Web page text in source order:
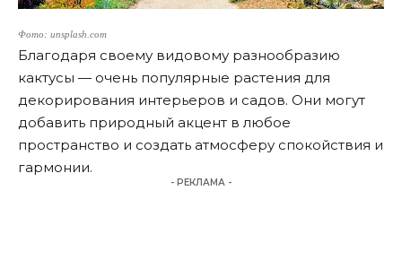
Фото: unsplash.com
Благодаря своему видовому разнообразию
кактусы — очень популярные растения для
декорирования интерьеров и садов. Они могут
добавить природный акцент в любое
пространство и создать атмосферу спокойствия и
гармонии.
- РЕКЛАМА -